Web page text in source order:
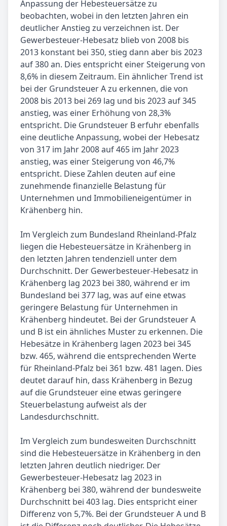
Anpassung der Hebesteuersätze zu
beobachten, wobei in den letzten Jahren ein
deutlicher Anstieg zu verzeichnen ist. Der
Gewerbesteuer-Hebesatz blieb von 2008 bis
2013 konstant bei 350, stieg dann aber bis 2023
auf 380 an. Dies entspricht einer Steigerung von
8,6% in diesem Zeitraum. Ein ähnlicher Trend ist
bei der Grundsteuer A zu erkennen, die von
2008 bis 2013 bei 269 lag und bis 2023 auf 345
anstieg, was einer Erhöhung von 28,3%
entspricht. Die Grundsteuer B erfuhr ebenfalls
eine deutliche Anpassung, wobei der Hebesatz
von 317 im Jahr 2008 auf 465 im Jahr 2023
anstieg, was einer Steigerung von 46,7%
entspricht. Diese Zahlen deuten auf eine
zunehmende finanzielle Belastung für
Unternehmen und Immobilieneigentümer in
Krähenberg hin.
Im Vergleich zum Bundesland Rheinland-Pfalz
liegen die Hebesteuersätze in Krähenberg in
den letzten Jahren tendenziell unter dem
Durchschnitt. Der Gewerbesteuer-Hebesatz in
Krähenberg lag 2023 bei 380, während er im
Bundesland bei 377 lag, was auf eine etwas
geringere Belastung für Unternehmen in
Krähenberg hindeutet. Bei der Grundsteuer A
und B ist ein ähnliches Muster zu erkennen. Die
Hebesätze in Krähenberg lagen 2023 bei 345
bzw. 465, während die entsprechenden Werte
für Rheinland-Pfalz bei 361 bzw. 481 lagen. Dies
deutet darauf hin, dass Krähenberg in Bezug
auf die Grundsteuer eine etwas geringere
Steuerbelastung aufweist als der
Landesdurchschnitt.
Im Vergleich zum bundesweiten Durchschnitt
sind die Hebesteuersätze in Krähenberg in den
letzten Jahren deutlich niedriger. Der
Gewerbesteuer-Hebesatz lag 2023 in
Krähenberg bei 380, während der bundesweite
Durchschnitt bei 403 lag. Dies entspricht einer
Differenz von 5,7%. Bei der Grundsteuer A und B